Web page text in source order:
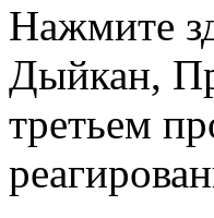
Нажмите
Дыйкан,
третьем